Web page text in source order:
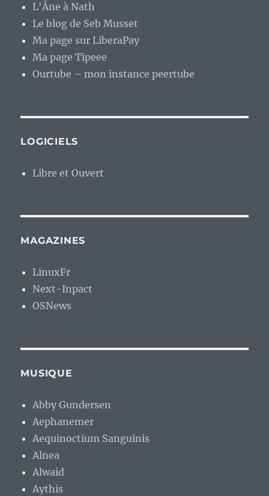
L'Âne à Nath
Le blog de Seb Musset
Ma page sur LiberaPay
Ma page Tipeee
Ourtube – mon instance peertube
LOGICIELS
Libre et Ouvert
MAGAZINES
LinuxFr
Next-Inpact
OSNews
MUSIQUE
Abby Gundersen
Aephanemer
Aequinoctium Sanguinis
Alnea
Alwaid
Aythis